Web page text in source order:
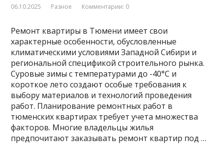
06.10.2025 Разное Комментарии: 0
Ремонт квартиры в Тюмени имеет свои
характерные особенности, обусловленные
климатическими условиями Западной Сибири и
региональной спецификой строительного рынка.
Суровые зимы с температурами до -40°C и
короткое лето создают особые требования к
выбору материалов и технологий проведения
работ. Планирование ремонтных работ в
тюменских квартирах требует учета множества
факторов. Многие владельцы жилья
предпочитают заказывать ремонт квартир под …